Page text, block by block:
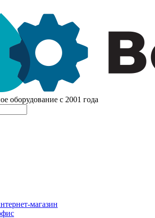
оборудование с 2001 года
магазин